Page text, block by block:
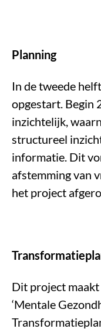
Planning
In de tweede
opgestart. Begin
inzichtelijk,
structureel
informatie. Dit
afstemming van
het project
Dit project
‘Mentale